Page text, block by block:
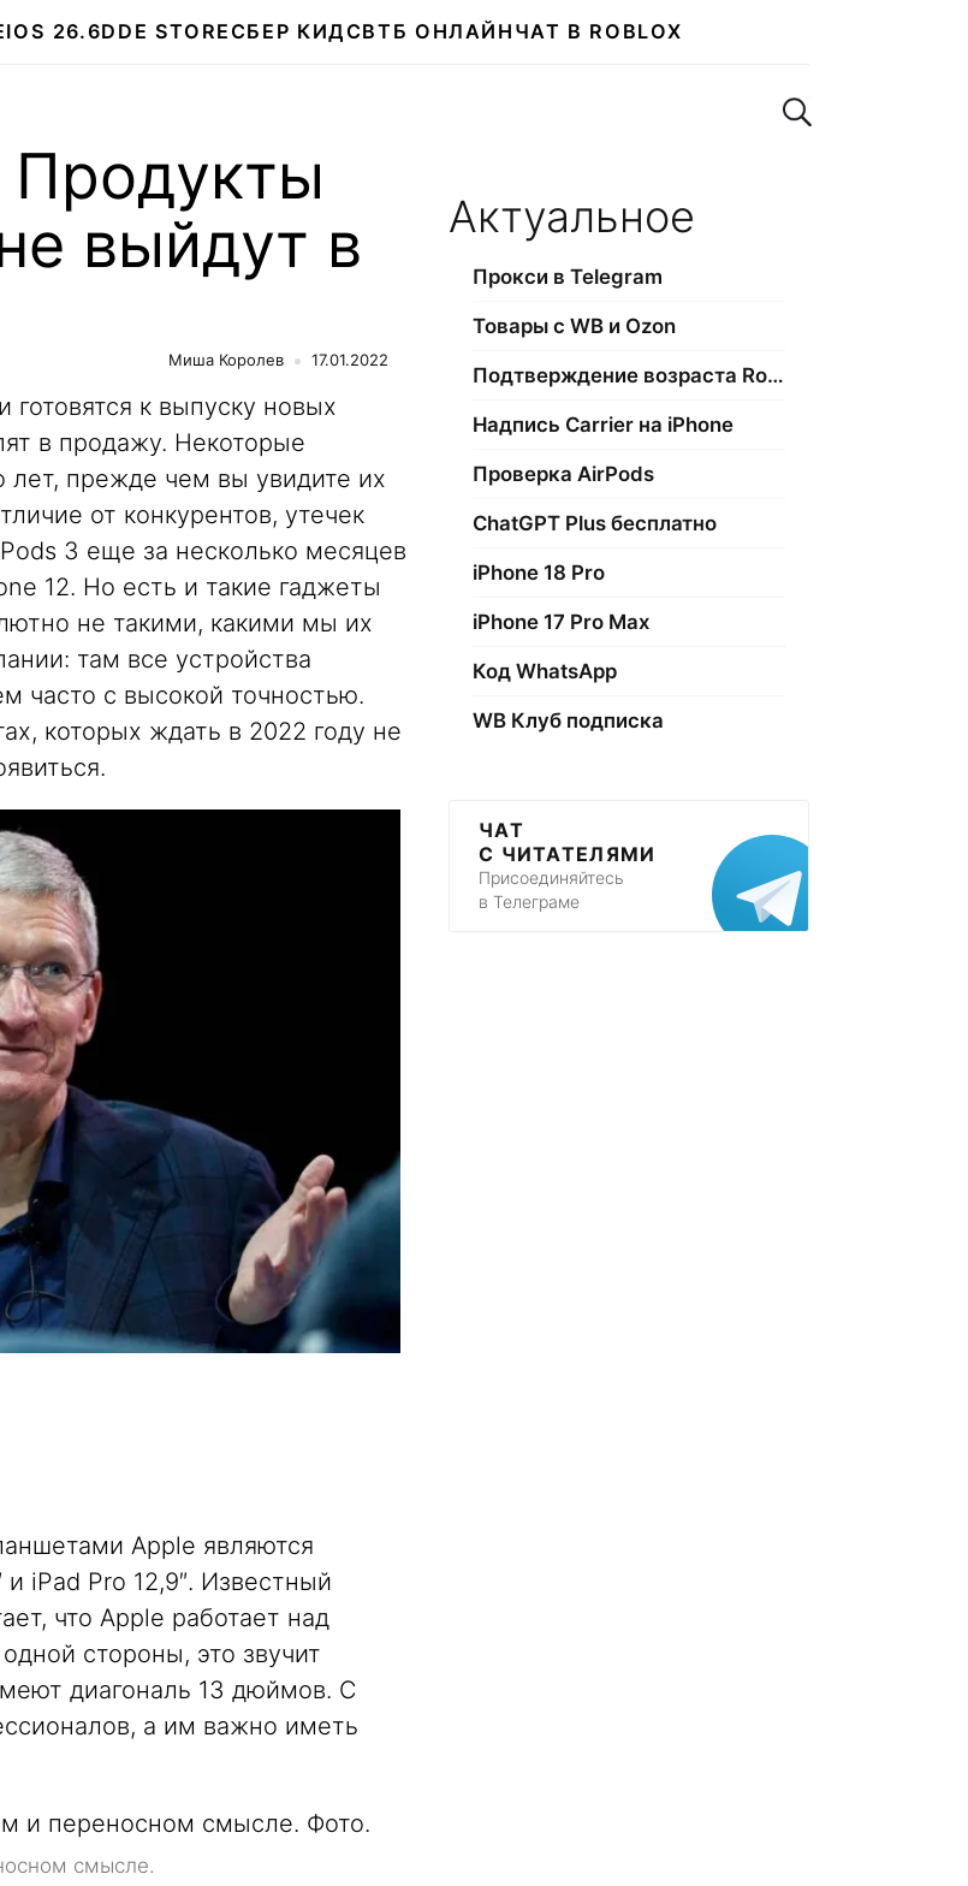
IOS 26.6DDE STORE СБЕР КИДСВТБ ОНЛАЙН ЧАТ В ROBLOX
Поиск по сайту
выйдут в
Миша Королев 17.01.2022
готовятся к выпуску новых
в продажу. Некоторые
лет, прежде чем вы увидите их
от конкурентов, утечек
3 еще за несколько месяцев
12. Но есть и такие гаджеты
не такими, какими мы их
там все устройства
часто с высокой точностью.
которых ждать в 2022 году не
Apple являются
iPad Pro 12,9″. Известный
что Apple работает над
стороны, это звучит
диагональ 13 дюймов. С
а им важно иметь
смысле.
Актуальное
Прокси в Telegram
Товары с WB и Ozon
Подтверждение возраста Roblox
Надпись Carrier на iPhone
Проверка AirPods
ChatGPT Plus бесплатно
iPhone 18 Pro
iPhone 17 Pro Max
Код WhatsApp
WB Клуб подписка
ЧАТ
С ЧИТАТЕЛЯМИ
Присоединяйтесь
в Телеграме